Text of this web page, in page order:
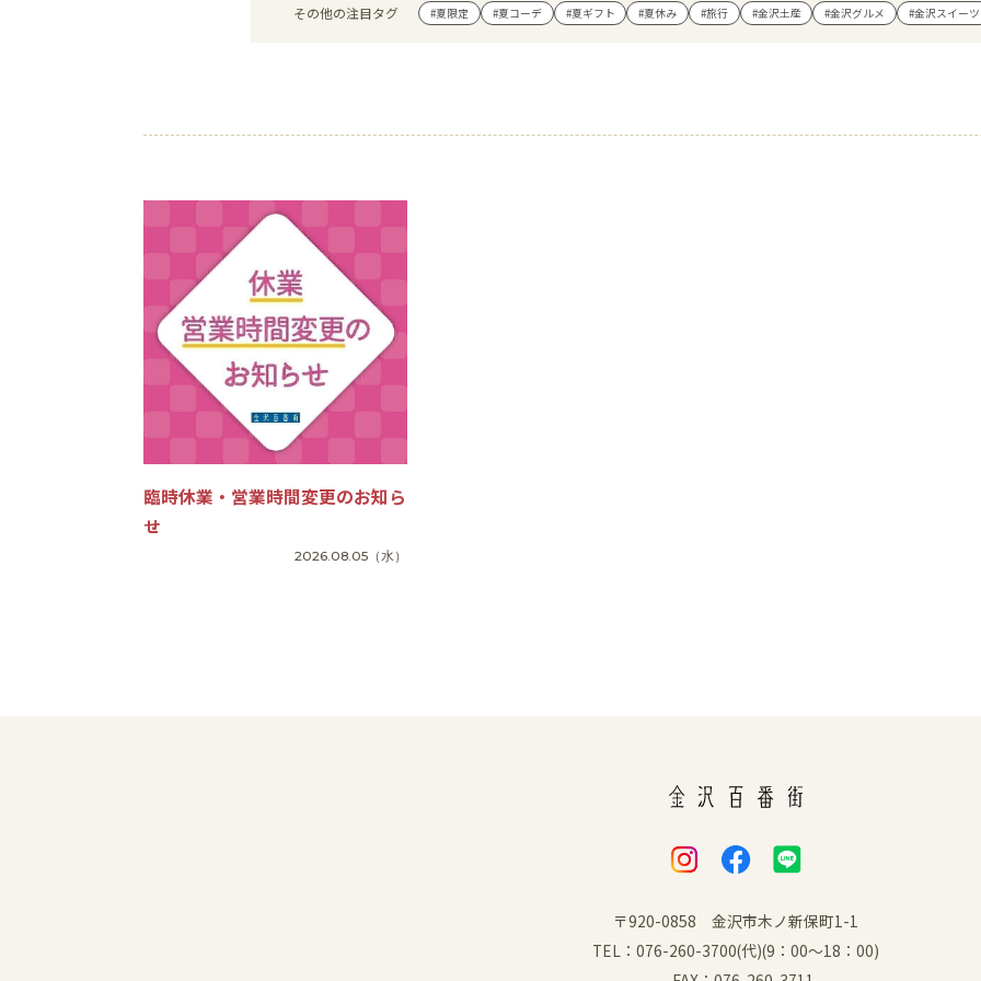
その他の注目タグ #夏限定 #夏コーデ #夏ギフト #夏休み #旅行 #金沢土産 #金沢グルメ #金沢スイーツ
臨時休業・営業時間変更のお知ら
せ
2026.08.05（水）
〒920-0858 金沢市木ノ新保町1-1
TEL：076-260-3700(代)(9：00～18：00)